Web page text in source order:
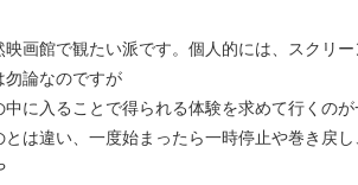
画館で観たい派です。個人的には、スクリ
勿論なのですが
中に入ることで得られる体験を求めて行くの
とは違い、一度始まったら一時停止や巻き戻